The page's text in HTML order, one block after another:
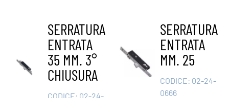
SERRATURA
ENTRATA
35 MM. 3°
CHIUSURA
CODICE: 02-24-
SERRATURA
ENTRATA
MM. 25
CODICE: 02-24-
0666